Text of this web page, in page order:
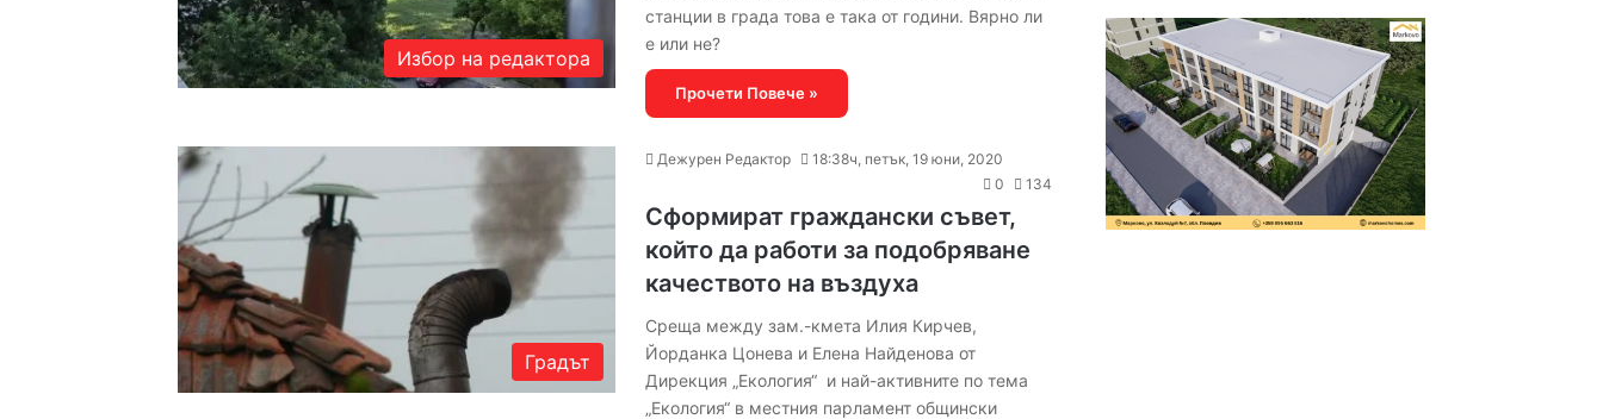
Избор на редактора
станции в града това е така от години. Вярно ли
е или не?
Прочети Повече »
Градът
Дежурен Редактор
18:38ч, петък, 19 юни, 2020
0
134
Сформират граждански съвет,
който да работи за подобряване
качеството на въздуха
Среща между зам.-кмета Илия Кирчев,
Йорданка Цонева и Елена Найденова от
Дирекция „Екология“ и най-активните по тема
„Екология“ в местния парламент общински